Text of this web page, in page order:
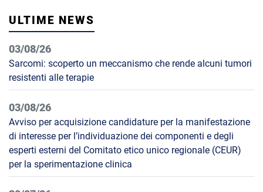
ULTIME NEWS
03/08/26
Sarcomi: scoperto un meccanismo che rende alcuni tumori
resistenti alle terapie
03/08/26
Avviso per acquisizione candidature per la manifestazione
di interesse per l’individuazione dei componenti e degli
esperti esterni del Comitato etico unico regionale (CEUR)
per la sperimentazione clinica